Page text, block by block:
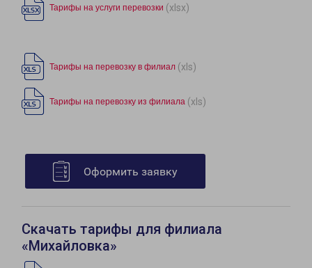
Тарифы на услуги перевозки (xlsx)
Тарифы на перевозку в филиал (xls)
Тарифы на перевозку из филиала (xls)
Оформить заявку
Скачать тарифы для филиала
«Михайловка»